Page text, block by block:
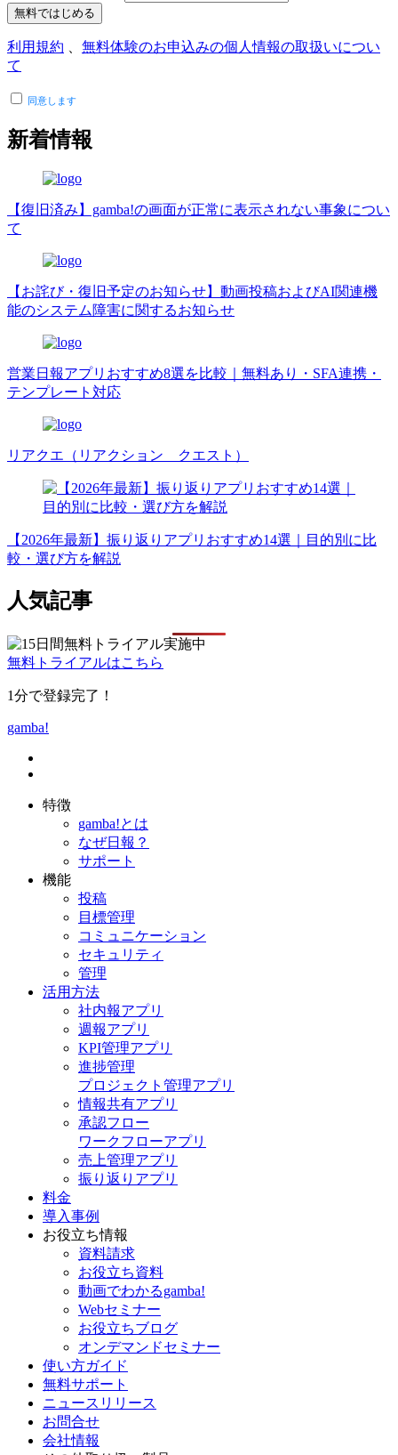
無料ではじめる
利用規約
無料体験のお申込みの個人情報の取扱いについ
て
同意します
新着情報
【復旧済み】gamba!の画面が正常に表示されない事象につい
て
【お詫び・復旧予定のお知らせ】動画投稿およびAI関連機
能のシステム障害に関するお知らせ
営業日報アプリおすすめ8選を比較｜無料あり・SFA連携・
テンプレート対応
リアクエ（リアクション クエスト）
【2026年最新】振り返りアプリおすすめ14選｜目的別に比
較・選び方を解説
人気記事
無料トライアルはこちら
1分で登録完了！
gamba!
特徴
gamba!とは
なぜ日報？
サポート
機能
投稿
目標管理
コミュニケーション
セキュリティ
管理
活用方法
社内報アプリ
週報アプリ
KPI管理アプリ
進捗管理
プロジェクト管理アプリ
情報共有アプリ
承認フロー
ワークフローアプリ
売上管理アプリ
振り返りアプリ
料金
導入事例
お役立ち情報
資料請求
お役立ち資料
動画でわかるgamba!
Webセミナー
お役立ちブログ
オンデマンドセミナー
使い方ガイド
無料サポート
ニュースリリース
お問合せ
会社情報